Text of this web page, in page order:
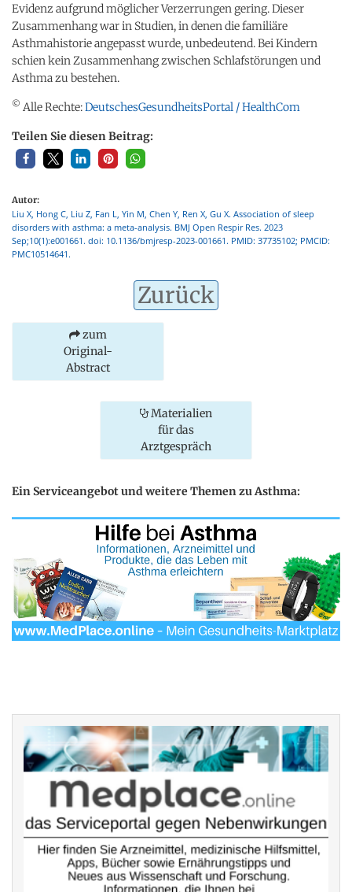
Evidenz aufgrund möglicher Verzerrungen gering. Dieser
Zusammenhang war in Studien, in denen die familiäre
Asthmahistorie angepasst wurde, unbedeutend. Bei Kindern
schien kein Zusammenhang zwischen Schlafstörungen und
Asthma zu bestehen.
© Alle Rechte:DeutschesGesundheitsPortal / HealthCom
Teilen Sie diesen Beitrag:
Autor:
Liu X, Hong C, Liu Z, Fan L, Yin M, Chen Y, Ren X, Gu X. Association of sleep
disorders with asthma: a meta-analysis. BMJ Open Respir Res. 2023
Sep;10(1):e001661. doi: 10.1136/bmjresp-2023-001661. PMID: 37735102; PMCID:
PMC10514641.
Zurück
zum
Original-
Abstract
Materialien
für das
Arztgespräch
Ein Serviceangebot und weitere Themen zu Asthma: